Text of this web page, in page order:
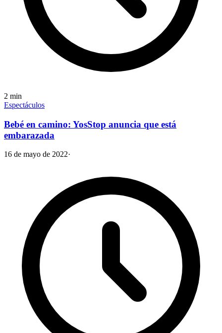
2 min
Espectáculos
Bebé en camino: YosStop anuncia que está
embarazada
16 de mayo de 2022·